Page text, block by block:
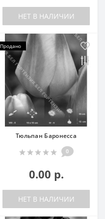
НЕТ В НАЛИЧИИ
Продано
Тюльпан Баронесса
0
0.00 р.
НЕТ В НАЛИЧИИ